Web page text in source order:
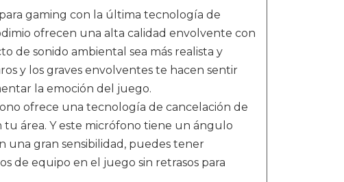
gaming con la última tecnología de
ofrecen una alta calidad envolvente con
de sonido ambiental sea más realista y
y los graves envolventes te hacen sentir
la emoción del juego.
ofrece una tecnología de cancelación de
área. Y este micrófono tiene un ángulo
una gran sensibilidad, puedes tener
de equipo en el juego sin retrasos para